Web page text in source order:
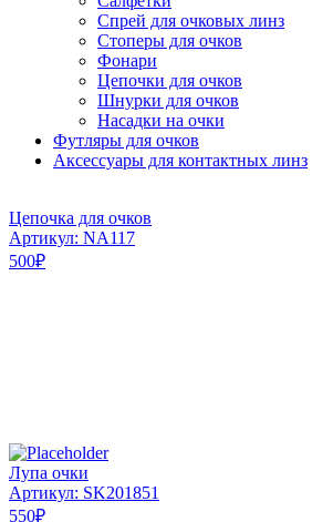
Спрей для очковых линз
Стоперы для очков
Фонари
Цепочки для очков
Шнурки для очков
Насадки на очки
Футляры для очков
Аксессуары для контактных линз
Цепочка для очков
Артикул: NA117
500₽
Лупа очки
Артикул: SK201851
550₽